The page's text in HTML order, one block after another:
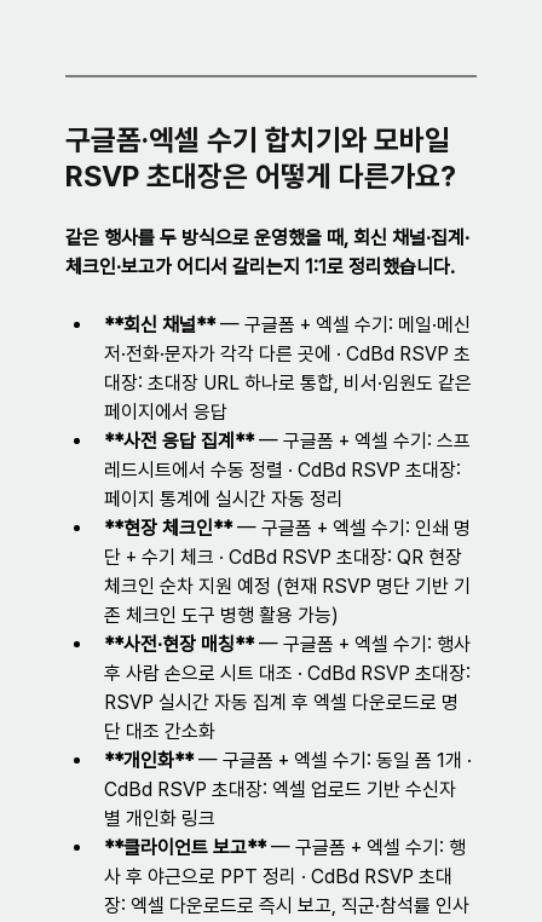
구글폼·엑셀 수기 합치기와 모바일
RSVP 초대장은 어떻게 다른가요?
같은 행사를 두 방식으로 운영했을 때, 회신 채널·집계·
체크인·보고가 어디서 갈리는지 1:1로 정리했습니다.
**회신 채널** — 구글폼 + 엑셀 수기: 메일·메신
저·전화·문자가 각각 다른 곳에 · CdBd RSVP 초
대장: 초대장 URL 하나로 통합, 비서·임원도 같은
페이지에서 응답
**사전 응답 집계** — 구글폼 + 엑셀 수기: 스프
레드시트에서 수동 정렬 · CdBd RSVP 초대장:
페이지 통계에 실시간 자동 정리
**현장 체크인** — 구글폼 + 엑셀 수기: 인쇄 명
단 + 수기 체크 · CdBd RSVP 초대장: QR 현장
체크인 순차 지원 예정 (현재 RSVP 명단 기반 기
존 체크인 도구 병행 활용 가능)
**사전·현장 매칭** — 구글폼 + 엑셀 수기: 행사
후 사람 손으로 시트 대조 · CdBd RSVP 초대장:
RSVP 실시간 자동 집계 후 엑셀 다운로드로 명
단 대조 간소화
**개인화** — 구글폼 + 엑셀 수기: 동일 폼 1개 ·
CdBd RSVP 초대장: 엑셀 업로드 기반 수신자
별 개인화 링크
**클라이언트 보고** — 구글폼 + 엑셀 수기: 행
사 후 야근으로 PPT 정리 · CdBd RSVP 초대
장: 엑셀 다운로드로 즉시 보고, 직군·참석률 인사